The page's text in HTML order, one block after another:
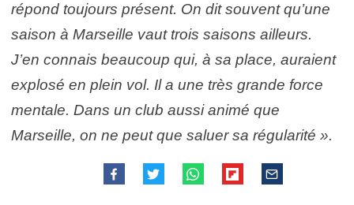
répond toujours présent. On dit souvent qu’une
saison à Marseille vaut trois saisons ailleurs.
J’en connais beaucoup qui, à sa place, auraient
explosé en plein vol. Il a une très grande force
mentale. Dans un club aussi animé que
Marseille, on ne peut que saluer sa régularité ».